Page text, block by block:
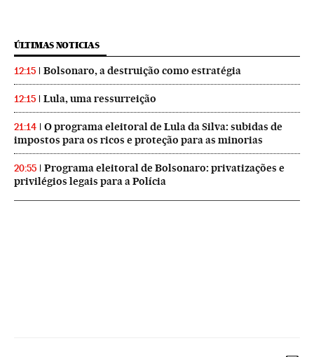
ÚLTIMAS NOTICIAS
12:15 Bolsonaro, a destruição como estratégia
12:15 Lula, uma ressurreição
21:14
O programa eleitoral de Lula da Silva: subidas de
impostos para os ricos e proteção para as minorias
20:55
Programa eleitoral de Bolsonaro: privatizações e
privilégios legais para a Polícia